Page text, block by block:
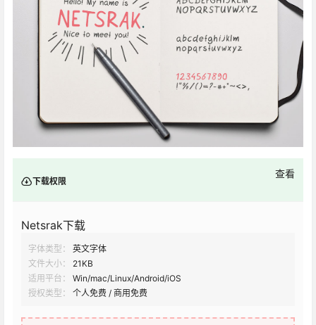
下载权限
查看
Netsrak下载
字体类型：
英文字体
文件大小：
21KB
适用平台：
Win/mac/Linux/Android/iOS
授权类型：
个人免费 / 商用免费